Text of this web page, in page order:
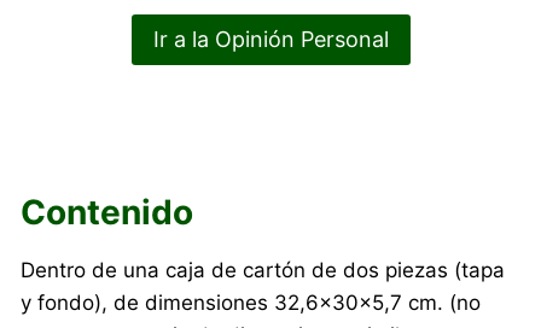
Ir a la Opinión Personal
Contenido
Dentro de una caja de cartón de dos piezas (tapa
y fondo), de dimensiones 32,6×30×5,7 cm. (no